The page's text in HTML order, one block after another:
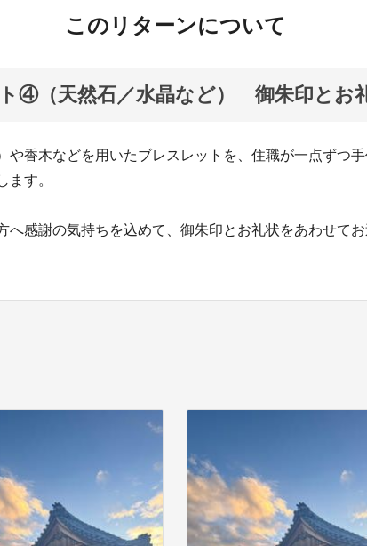
このリターンについて
④（天然石／水晶など） 御朱印とお
や香木などを用いたブレスレットを、住職が一点ずつ
ます。
へ感謝の気持ちを込めて、御朱印とお礼状をあわせてお